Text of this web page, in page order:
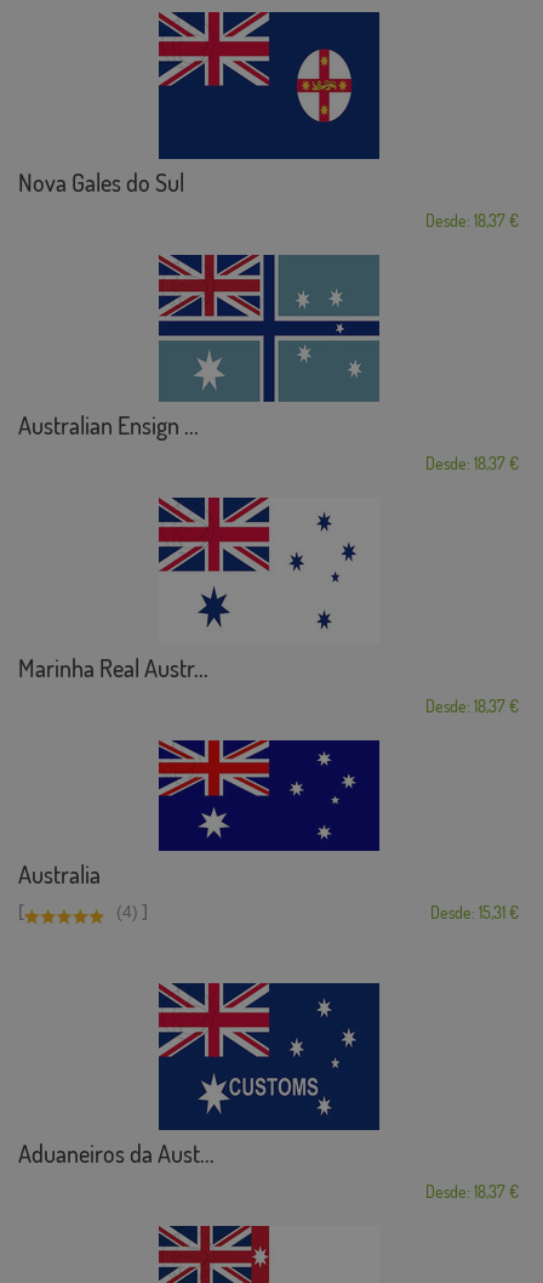
Nova Gales do Sul
Desde: 18,37 €
Australian Ensign ...
Desde: 18,37 €
Marinha Real Austr...
Desde: 18,37 €
Australia
[ (4) ] Desde: 15,31 €
Aduaneiros da Aust...
Desde: 18,37 €